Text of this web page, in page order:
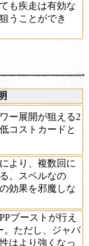
も疾走は有効な
うことができ
ー展開が狙える2
コストカードと
より、複数回に
。スペルなの
効果を邪魔しな
ブーストが行え
。ただし、ジャバ
はより強くなっ